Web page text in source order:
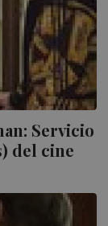
Servicio
del cine